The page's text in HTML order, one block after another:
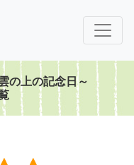
の上の記念日～